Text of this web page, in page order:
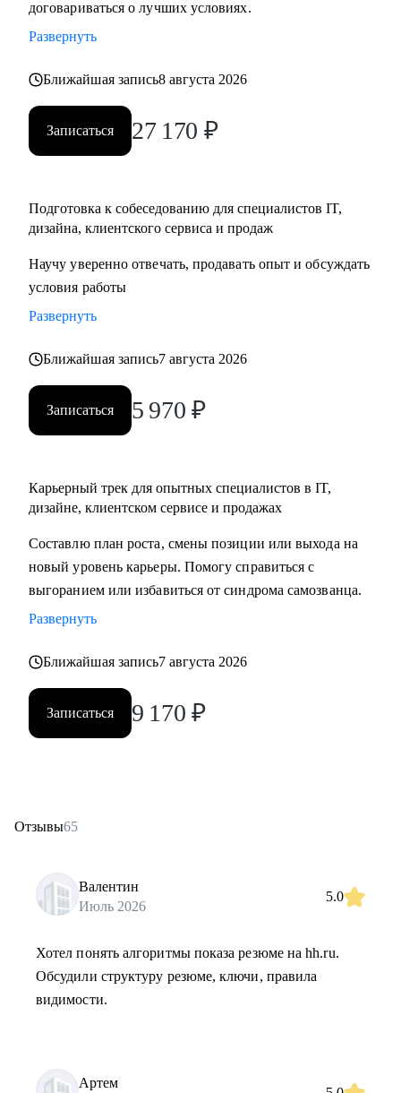
• Тем, кто хочет начать карьеру в IT и Digital или
клиентском сервисе и продажах;
и Digital или клиентском сервисе и продажах;
договариваться о лучших условиях.
Развернуть
Ближайшая запись8 августа 2026
Записаться 27 170 ₽
Подготовка к собеседованию для специалистов IT,
дизайна, клиентского сервиса и продаж
Научу уверенно отвечать, продавать опыт и обсуждать
условия работы
Развернуть
Ближайшая запись7 августа 2026
Записаться 5 970 ₽
Карьерный трек для опытных специалистов в IT,
дизайне, клиентском сервисе и продажах
Составлю план роста, смены позиции или выхода на
новый уровень карьеры. Помогу справиться с
выгоранием или избавиться от синдрома самозванца.
Развернуть
Ближайшая запись7 августа 2026
Записаться 9 170 ₽
Отзывы65
Валентин
Июль 2026
5.0
Хотел понять алгоритмы показа резюме на hh.ru.
Обсудили структуру резюме, ключи, правила
видимости.
Артем